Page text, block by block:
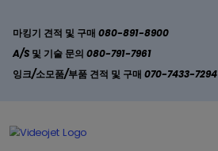
마킹기 견적 및 구매 080-891-8900
A/S 및 기술 문의 080-791-7961
잉크/소모품/부품 견적 및 구매 070-7433-7294